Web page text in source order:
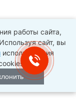
работы сайта,
сайт, вы
использования